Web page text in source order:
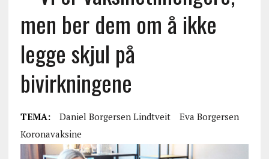
men ber dem om å ikke
legge skjul på
bivirkningene
TEMA: Daniel Borgersen Lindtveit
Eva Borgersen
Koronavaksine